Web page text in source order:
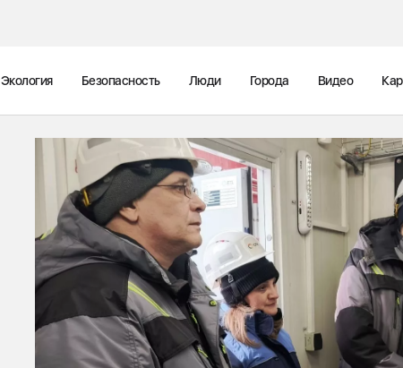
Экология Безопасность Люди Города Видео